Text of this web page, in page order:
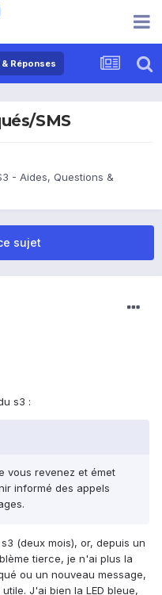
Réponses
SMS
- Aides, Questions &
sujet
s3 :
vous revenez et émet
informé des appels
(deux mois), or, depuis un
tierce, je n'ai plus la
ou un nouveau message,
J'ai bien la LED bleue,